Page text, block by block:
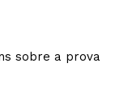
sobre a prova